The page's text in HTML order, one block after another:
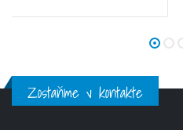
bufetoch. Jeho jedinečná konštrukcia a
robia pútavý doplnok každého bufetu.
18/8 s jednoduchým čistením.
Ohrievací prvok vyrobený z
Zostaňme v kontakte